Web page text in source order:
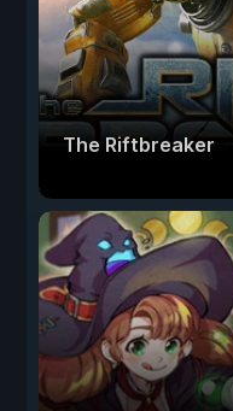
The Riftbreaker